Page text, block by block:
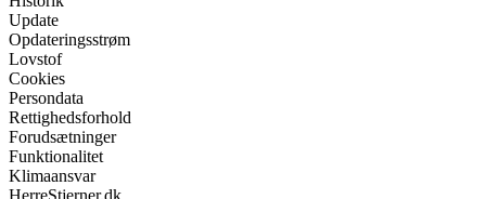
Update
Opdateringsstrøm
Lovstof
Cookies
Persondata
Rettighedsforhold
Forudsætninger
Funktionalitet
Klimaansvar